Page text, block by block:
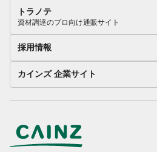
トラノテ
資材調達のプロ向け通販サイト
採用情報
カインズ 企業サイト